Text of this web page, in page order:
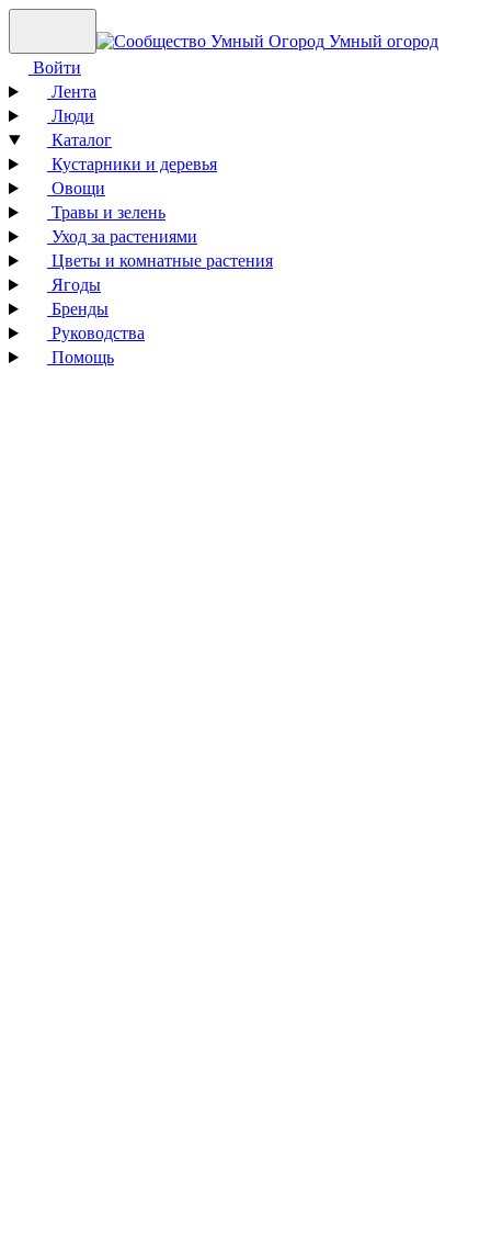
Умный огород
Войти
Лента
Люди
Каталог
Кустарники и деревья
Овощи
Травы и зелень
Уход за растениями
Цветы и комнатные растения
Ягоды
Бренды
Руководства
Помощь